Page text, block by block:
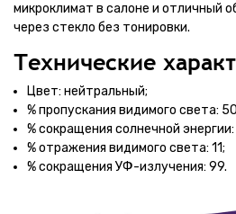
микроклимат в салоне и отличный
через стекло без тонировки.
Технические
Цвет: нейтральный;
% пропускания видимого света:
% сокращения солнечной
% отражения видимого света: 11;
% сокращения УФ-излучения: 99.